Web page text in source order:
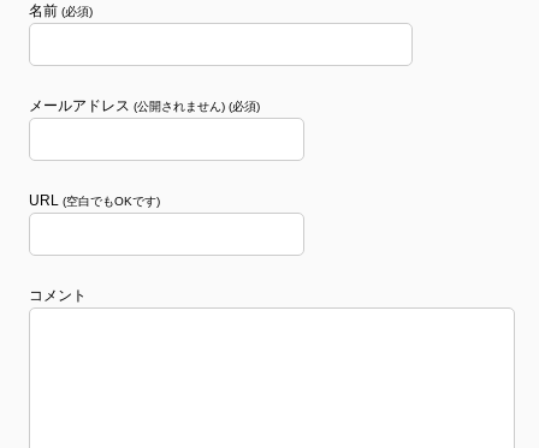
名前 (必須)
メールアドレス (公開されません) (必須)
URL (空白でもOKです)
コメント